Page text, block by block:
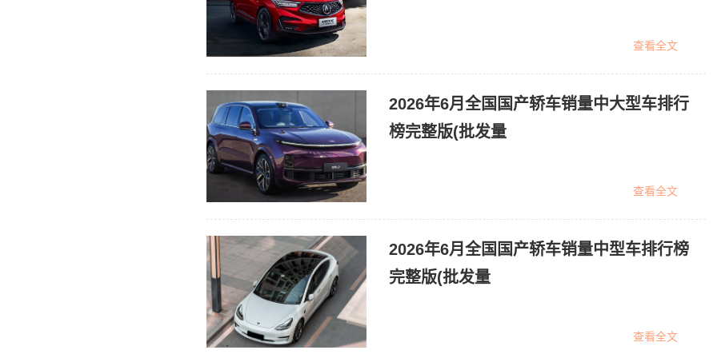
查看全文
2026年6月全国国产轿车销量中大型车排行
榜完整版(批发量
查看全文
2026年6月全国国产轿车销量中型车排行榜
完整版(批发量
查看全文